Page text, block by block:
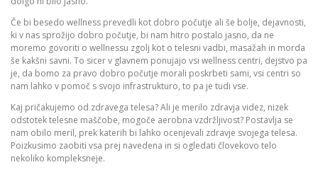
Če bi besedo wellness prevedli kot dobro počutje ali še bolje, dejavnosti,
ki v nas sprožijo dobro počutje, bi nam hitro postalo jasno, da ne
moremo govoriti o wellnessu zgolj kot o telesni vadbi, masažah in morda
še kakšni savni. To sicer v glavnem ponujajo vsi wellness centri, dejstvo pa
je, da bomo za pravo dobro počutje morali poskrbeti sami, vsi centri so
nam lahko v pomoč s svojo infrastrukturo, to pa je tudi vse.
Kaj pričakujemo od zdravega telesa? Ali je merilo zdravja videz, nizek
odstotek telesne maščobe, mogoče aerobna vzdržljivost? Postavlja se
nam obilo meril, prek katerih bi lahko ocenjevali zdravje svojega telesa.
Poizkusimo zaobiti vsa prej navedena in si ogledati človekovo telo
nekoliko kompleksneje.